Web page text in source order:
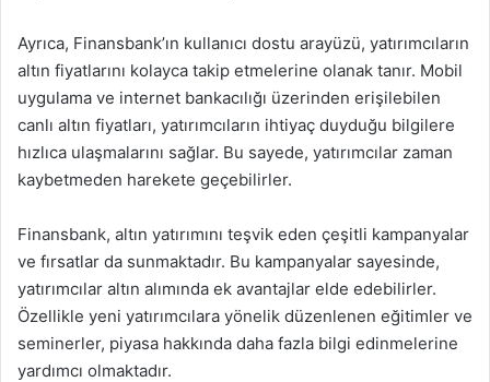
Ayrıca, Finansbank’ın kullanıcı dostu arayüzü, yatırımcıların
altın fiyatlarını kolayca takip etmelerine olanak tanır. Mobil
uygulama ve internet bankacılığı üzerinden erişilebilen
canlı altın fiyatları, yatırımcıların ihtiyaç duyduğu bilgilere
hızlıca ulaşmalarını sağlar. Bu sayede, yatırımcılar zaman
kaybetmeden harekete geçebilirler.
Finansbank, altın yatırımını teşvik eden çeşitli kampanyalar
ve fırsatlar da sunmaktadır. Bu kampanyalar sayesinde,
yatırımcılar altın alımında ek avantajlar elde edebilirler.
Özellikle yeni yatırımcılara yönelik düzenlenen eğitimler ve
seminerler, piyasa hakkında daha fazla bilgi edinmelerine
yardımcı olmaktadır.